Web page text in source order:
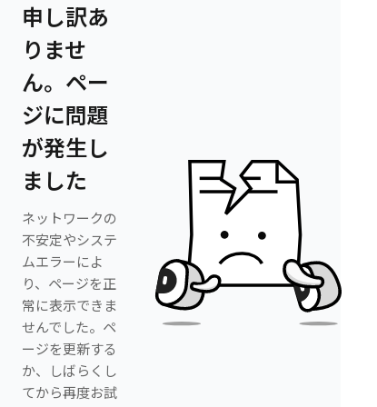
申し訳あ
りませ
ん。ペー
ジに問題
が発生し
ました
ネットワークの
不安定やシステ
ムエラーによ
り、ページを正
常に表示できま
せんでした。ペ
ージを更新する
か、しばらくし
てから再度お試